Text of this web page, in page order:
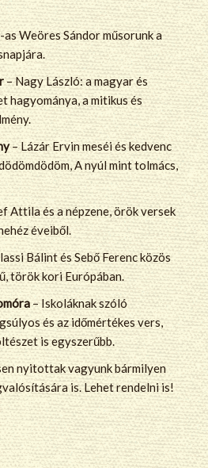
Weöres Sándor műsorunk a
– Nagy László: a magyar és
hagyománya, a mitikus és
– Lázár Ervin meséi és kedvenc
A nyúl mint tolmács,
Attila és a népzene, örök versek
éveiből.
Bálint és Sebő Ferenc közös
török kori Európában.
– Iskoláknak szóló
és az időmértékes vers,
is egyszerűbb.
nyitottak vagyunk bármilyen
is. Lehet rendelni is!